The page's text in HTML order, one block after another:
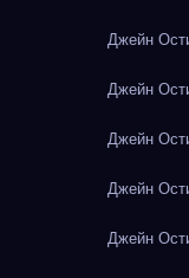
Джейн
Джейн
Джейн
Джейн
Джейн